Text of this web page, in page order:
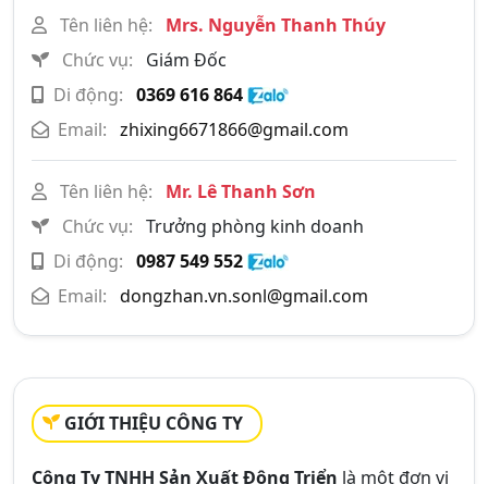
Tên liên hệ:
Mrs. Nguyễn Thanh Thúy
Chức vụ:
Giám Đốc
Di động: 0369 616 864
Email: zhixing6671866@gmail.com
Tên liên hệ:
Mr. Lê Thanh Sơn
Chức vụ: Trưởng phòng kinh doanh
Di động: 0987 549 552
Email: dongzhan.vn.sonl@gmail.com
GIỚI THIỆU CÔNG TY
Công Ty TNHH Sản Xuất Đông Triển là một đơn vị